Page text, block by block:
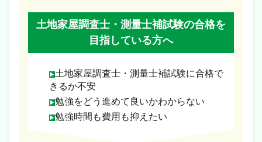
土地家屋調査士・測量士補試験の合格を
目指している方へ
土地家屋調査士・測量士補試験に合格で
きるか不安
勉強をどう進めて良いかわからない
勉強時間も費用も抑えたい